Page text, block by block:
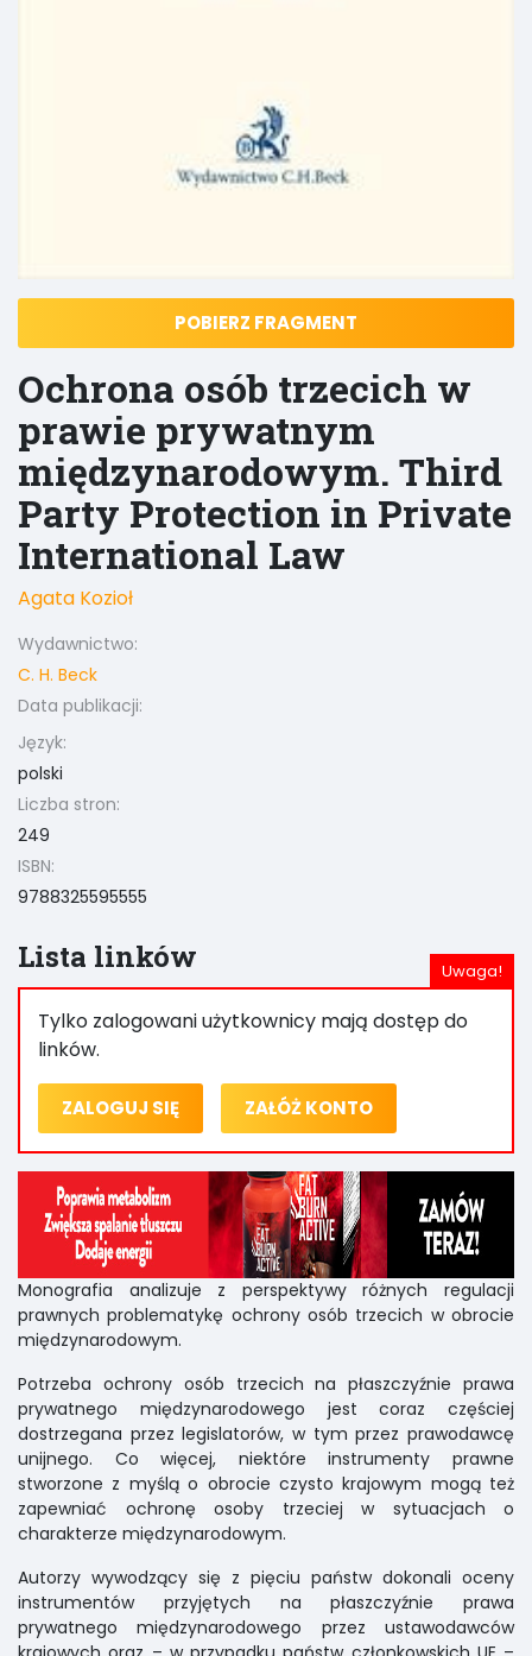
POBIERZ FRAGMENT
Ochrona osób trzecich w
prawie prywatnym
międzynarodowym. Third
Party Protection in Private
International Law
Agata Kozioł
Wydawnictwo:
C. H. Beck
Data publikacji:
Język:
polski
Liczba stron:
249
ISBN:
9788325595555
Lista linków
Tylko zalogowani użytkownicy mają dostęp do
linków.
ZALOGUJ SIĘ ZAŁÓŻ KONTO
Monografia analizuje z perspektywy różnych regulacji
prawnych problematykę ochrony osób trzecich w obrocie
międzynarodowym.
Potrzeba ochrony osób trzecich na płaszczyźnie prawa
prywatnego międzynarodowego jest coraz częściej
dostrzegana przez legislatorów, w tym przez prawodawcę
unijnego. Co więcej, niektóre instrumenty prawne
stworzone z myślą o obrocie czysto krajowym mogą też
zapewniać ochronę osoby trzeciej w sytuacjach o
charakterze międzynarodowym.
Autorzy wywodzący się z pięciu państw dokonali oceny
instrumentów przyjętych na płaszczyźnie prawa
prywatnego międzynarodowego przez ustawodawców